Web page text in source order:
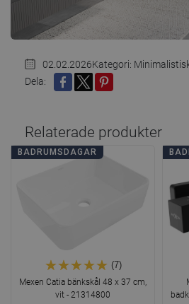
02.02.2026Kategori:
Dela:
Relaterade produkter
BADRUMSDAGAR
(7)
Mexen Catia bänkskål 48 x 37 cm,
vit - 21314800